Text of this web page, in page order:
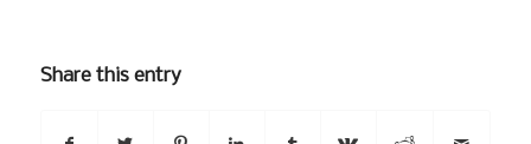
Share this entry